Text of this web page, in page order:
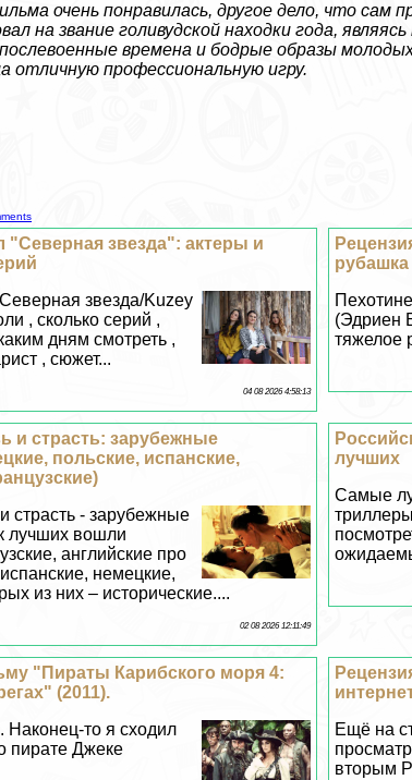
очень понравилась, другое дело, что сам
на звание голивудской находки года,
времена и бодрые образы
отличную профессиональную игру.
(Эдриен
тяжелое
"Северная звезда": актеры и
звезда/Kuzey
, сколько серий ,
дням смотреть ,
, сюжет...
04 08 2026 4:58:13
лучших
Самые
и страсть: зарубежные
польские, испанские,
страсть - зарубежные
лучших вошли
английские про
немецкие,
из них – исторические....
02 08 2026 12:11:49
Ещё на
вторым
"Пираты Карибского моря 4:
(2011).
Наконец-то я сходил
пирате Джеке